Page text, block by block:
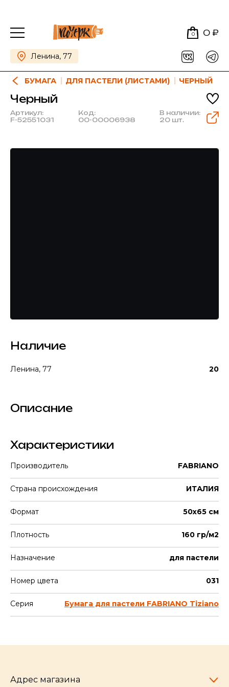
0 0 ₽
Ленина, 77
БУМАГА ДЛЯ ПАСТЕЛИ (ЛИСТАМИ) ЧЕРНЫЙ
Черный
Артикул:
F-52551031
Код:
00-00006938
В наличии:
20 шт.
Наличие
Ленина, 77 20
Описание
Характеристики
Производитель FABRIANO
Страна происхождения ИТАЛИЯ
Формат 50х65 см
Плотность 160 гр/м2
Назначение для пастели
Номер цвета 031
Серия Бумага для пастели FABRIANO Tiziano
Адрес магазина